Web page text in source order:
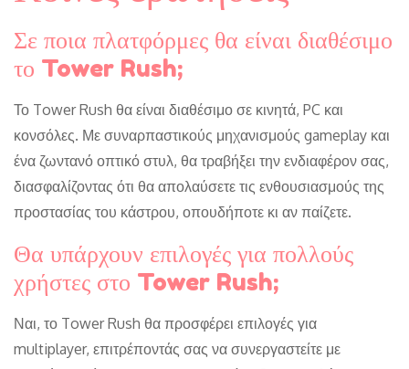
Σε ποια πλατφόρμες θα είναι διαθέσιμο
το Tower Rush;
Το Tower Rush θα είναι διαθέσιμο σε κινητά, PC και
κονσόλες. Με συναρπαστικούς μηχανισμούς gameplay και
ένα ζωντανό οπτικό στυλ, θα τραβήξει την ενδιαφέρον σας,
διασφαλίζοντας ότι θα απολαύσετε τις ενθουσιασμούς της
προστασίας του κάστρου, οπουδήποτε κι αν παίζετε.
Θα υπάρχουν επιλογές για πολλούς
χρήστες στο Tower Rush;
Ναι, το Tower Rush θα προσφέρει επιλογές για
multiplayer, επιτρέποντάς σας να συνεργαστείτε με